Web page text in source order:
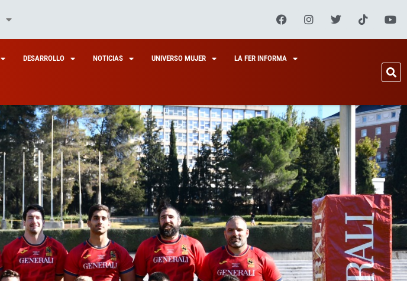
DESARROLLO NOTICIAS UNIVERSO MUJER LA FER INFORMA